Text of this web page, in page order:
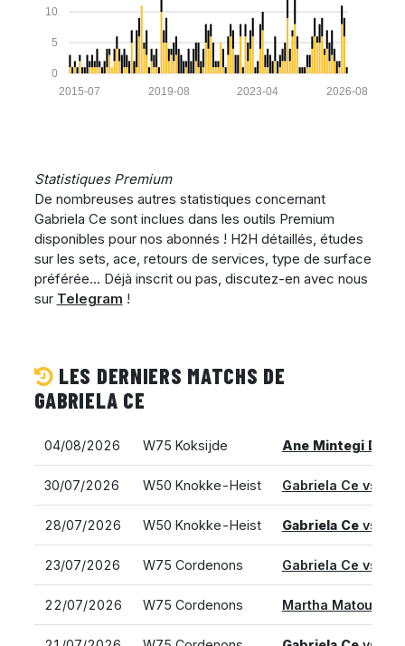
0
5
10
2026-08
2023-04
2019-08
2015-07
Statistiques Premium
De nombreuses autres statistiques concernant
Gabriela Ce sont inclues dans les outils Premium
disponibles pour nos abonnés ! H2H détaillés, études
sur les sets, ace, retours de services, type de surface
préférée... Déjà inscrit ou pas, discutez-en avec nous
sur Telegram !
LES DERNIERS MATCHS DE
GABRIELA CE
04/08/2026 W75 Koksijde Ane Mintegi Del
30/07/2026 W50 Knokke-Heist Gabriela Ce vs.
28/07/2026 W50 Knokke-Heist Gabriela Cevs.
23/07/2026 W75 Cordenons Gabriela Ce vs.
22/07/2026 W75 Cordenons Martha Matoula